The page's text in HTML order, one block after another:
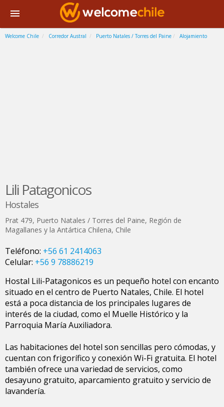
Welcome Chile Corredor Austral Puerto Natales / Torres del Paine Alojamiento
Lili Patagonicos
Hostales
Prat 479, Puerto Natales / Torres del Paine, Región de
Magallanes y la Antártica Chilena, Chile
Teléfono: +56 61 2414063
Celular: +56 9 78886219
Hostal Lili-Patagonicos es un pequeño hotel con encanto
situado en el centro de Puerto Natales, Chile. El hotel
está a poca distancia de los principales lugares de
interés de la ciudad, como el Muelle Histórico y la
Parroquia María Auxiliadora.
Las habitaciones del hotel son sencillas pero cómodas, y
cuentan con frigorífico y conexión Wi-Fi gratuita. El hotel
también ofrece una variedad de servicios, como
desayuno gratuito, aparcamiento gratuito y servicio de
lavandería.